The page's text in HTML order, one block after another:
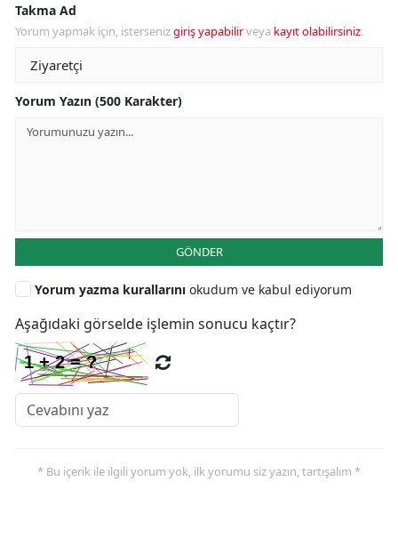
Takma Ad
Yorum yapmak için, istersenizgiriş yapabilirveya kayıt olabilirsiniz.
Yorum Yazın (500 Karakter)
GÖNDER
Yorum yazma kurallarını okudum ve kabul ediyorum
Aşağıdaki görselde işlemin sonucu kaçtır?
* Bu içerik ile ilgili yorum yok, ilk yorumu siz yazın, tartışalım *